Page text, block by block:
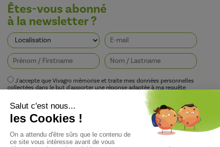
Êtes-vous abonné
à la newsletter ?
J'accepte que Vivagro mémorise et traite mes données personnelles
collectées dans le but d'apporter une réponse adaptée à ma requête
conformément à la politique de protection de la vie privée de Vivagro.
I agree that Vivagro stores and processes my personal data collected in order
to provide an appropriate response to my request in accordance with
Vivagro's privacy policy.